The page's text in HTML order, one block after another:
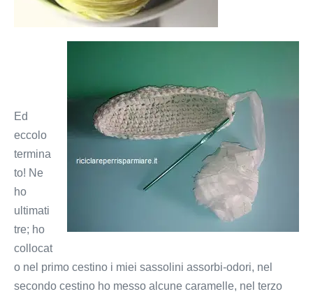
Ed
eccolo
termina
to! Ne
ho
ultimati
tre; ho
collocat
o nel primo cestino i miei sassolini assorbi-odori, nel
secondo cestino ho messo alcune caramelle, nel terzo